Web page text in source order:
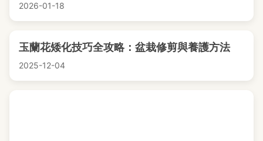
2026-01-18
玉蘭花矮化技巧全攻略：盆栽修剪與養護方法
2025-12-04